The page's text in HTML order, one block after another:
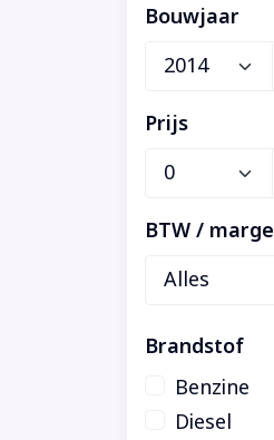
Bouwjaar
Prijs
BTW / marge
Brandstof
Benzine
Diesel